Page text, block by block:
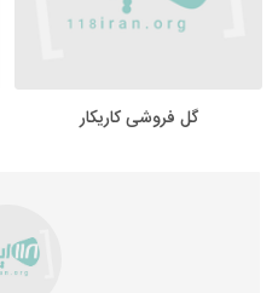
گل فروشی کاریکار